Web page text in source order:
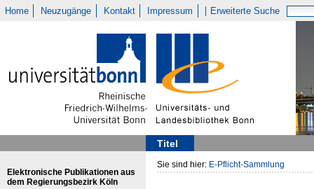
Home Neuzugänge Kontakt Impressum Erweiterte Suche
Titel
Elektronische Publikationen aus
dem Regierungsbezirk Köln
Sie sind hier: E-Pflicht-Sammlung